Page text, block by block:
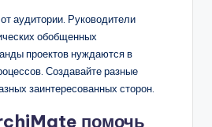
аудитории. Руководители
обобщенных
проектов нуждаются в
Создавайте разные
заинтересованных сторон.
помочь